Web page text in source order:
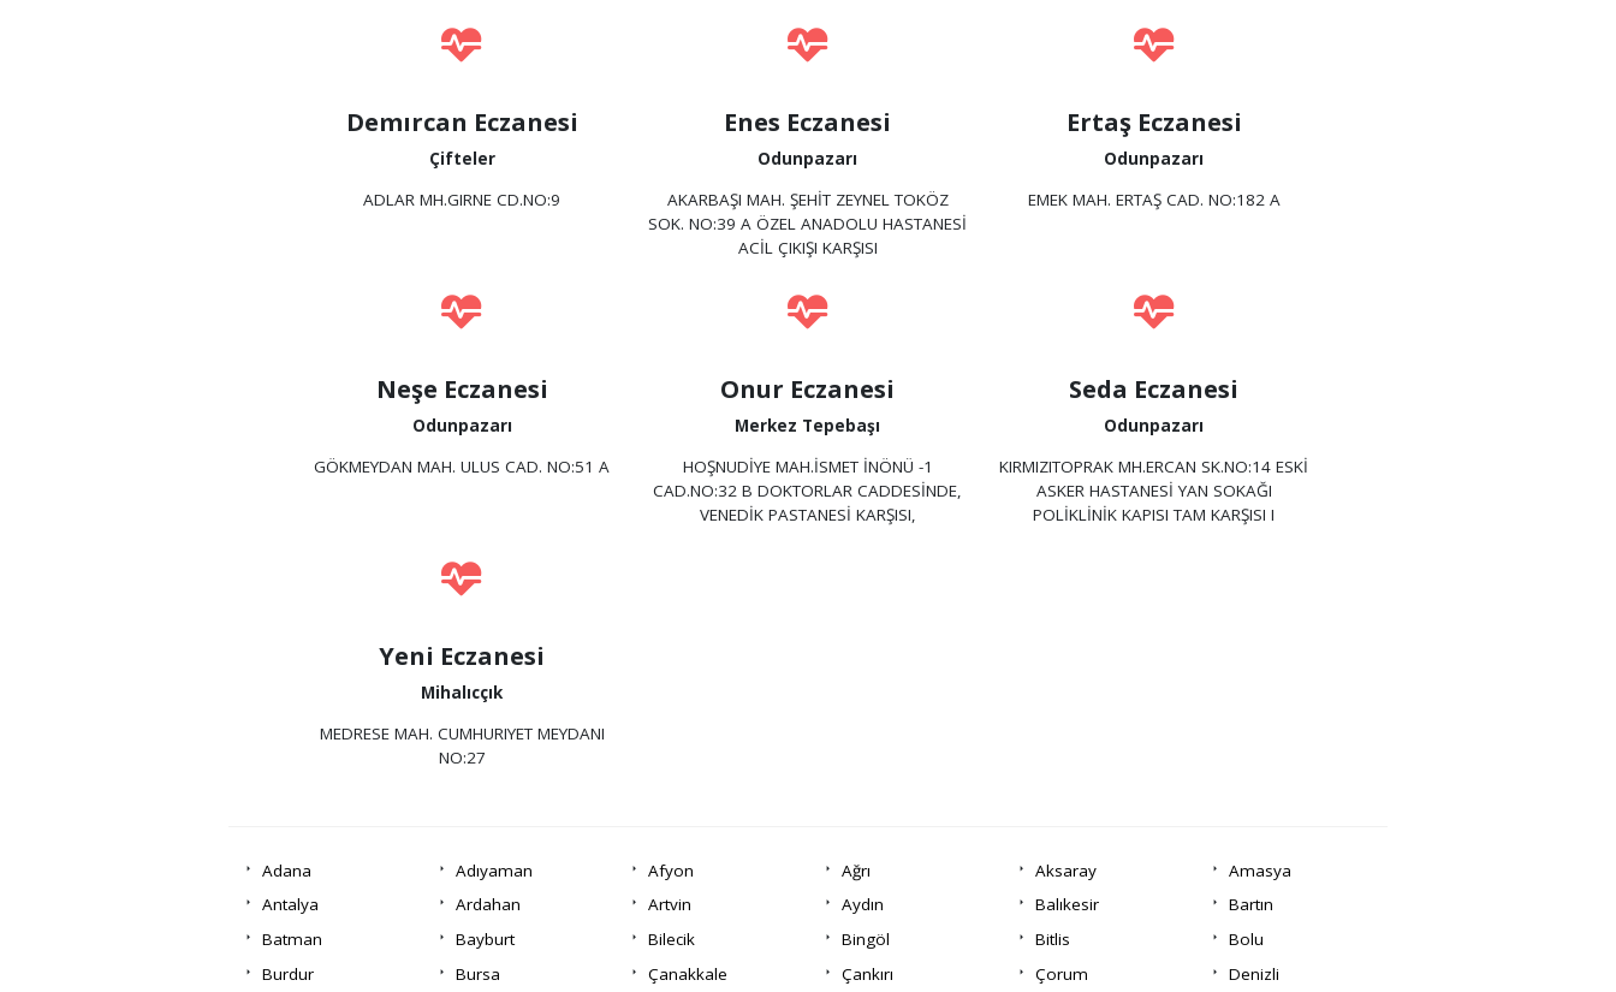
Demırcan Eczanesi
Çifteler
ADLAR MH.GIRNE CD.NO:9
Enes Eczanesi
Odunpazarı
AKARBAŞI MAH. ŞEHİT ZEYNEL TOKÖZ
SOK. NO:39 A ÖZEL ANADOLU HASTANESİ
ACİL ÇIKIŞI KARŞISI
Ertaş Eczanesi
Odunpazarı
EMEK MAH. ERTAŞ CAD. NO:182 A
Neşe Eczanesi
Odunpazarı
GÖKMEYDAN MAH. ULUS CAD. NO:51 A
Onur Eczanesi
Merkez Tepebaşı
HOŞNUDİYE MAH.İSMET İNÖNÜ -1
CAD.NO:32 B DOKTORLAR CADDESİNDE,
VENEDİK PASTANESİ KARŞISI,
Seda Eczanesi
Odunpazarı
KIRMIZITOPRAK MH.ERCAN SK.NO:14 ESKİ
ASKER HASTANESİ YAN SOKAĞI
POLİKLİNİK KAPISI TAM KARŞISI I
Yeni Eczanesi
Mihalıcçık
MEDRESE MAH. CUMHURIYET MEYDANI
NO:27
Adana Adıyaman Afyon Ağrı Aksaray
Amasya
Antalya
Ardahan Artvin Aydın Balıkesir
Bartın
Batman
Bayburt Bilecik Bingöl Bitlis
Bolu
Burdur
Bursa Çanakkale Çankırı Çorum
Denizli